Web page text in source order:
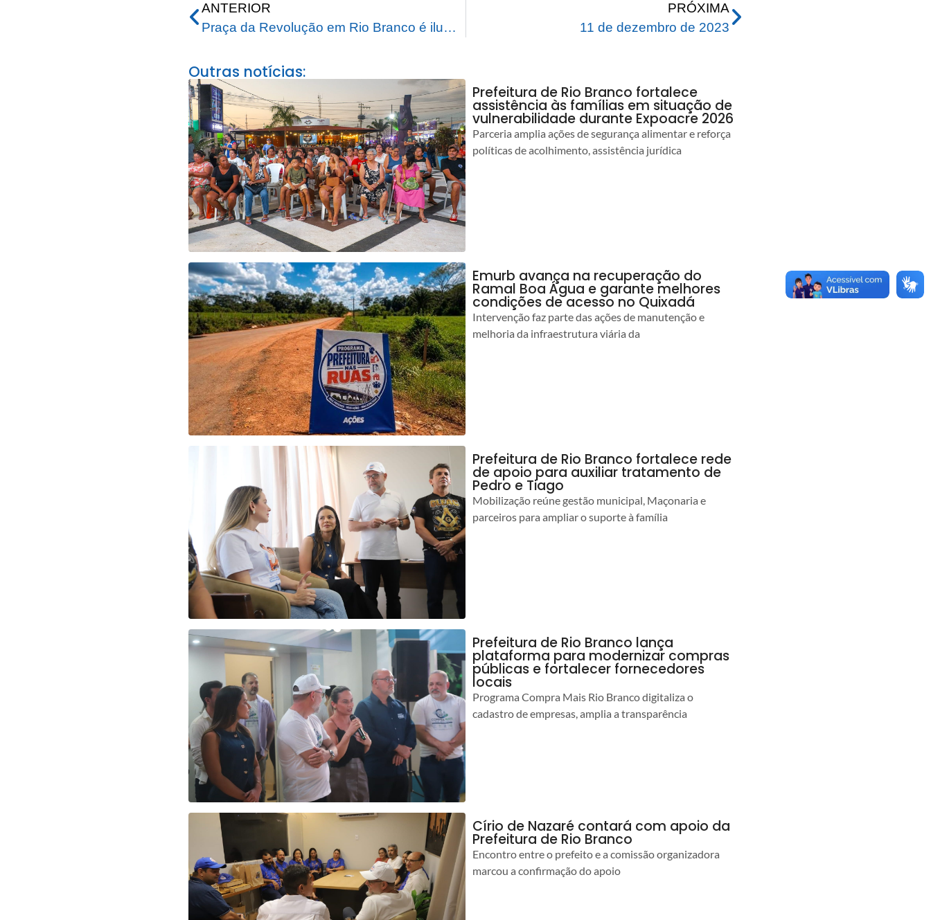
ANTERIOR
Praça da Revolução em Rio Branco é iluminada com espetáculo do acender das luzes de Natal
PRÓXIMA
11 de dezembro de 2023
Outras notícias:
Prefeitura de Rio Branco fortalece
assistência às famílias em situação de
vulnerabilidade durante Expoacre 2026
Parceria amplia ações de segurança alimentar e reforça
políticas de acolhimento, assistência jurídica
Emurb avança na recuperação do
Ramal Boa Água e garante melhores
condições de acesso no Quixadá
Intervenção faz parte das ações de manutenção e
melhoria da infraestrutura viária da
Prefeitura de Rio Branco fortalece rede
de apoio para auxiliar tratamento de
Pedro e Tiago
Mobilização reúne gestão municipal, Maçonaria e
parceiros para ampliar o suporte à família
Prefeitura de Rio Branco lança
plataforma para modernizar compras
públicas e fortalecer fornecedores
locais
Programa Compra Mais Rio Branco digitaliza o
cadastro de empresas, amplia a transparência
Círio de Nazaré contará com apoio da
Prefeitura de Rio Branco
Encontro entre o prefeito e a comissão organizadora
marcou a confirmação do apoio